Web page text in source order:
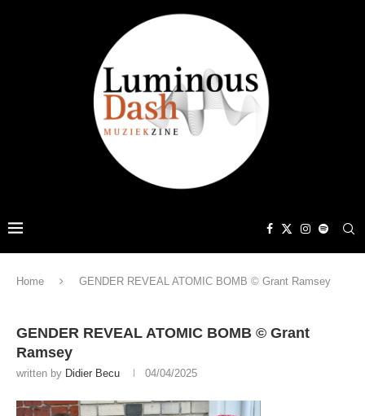
Home GENDER REVEAL ATOMIC BOMB © Grant Ramsey
GENDER REVEAL ATOMIC BOMB © Grant
Ramsey
written by Didier Becu 04/04/2025